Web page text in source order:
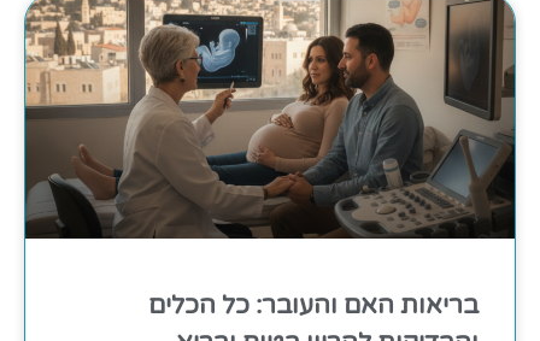
בריאות האם והעובר: כל הכלים